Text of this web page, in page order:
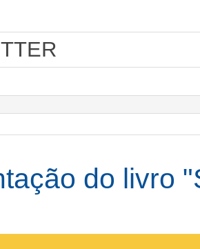
do livro